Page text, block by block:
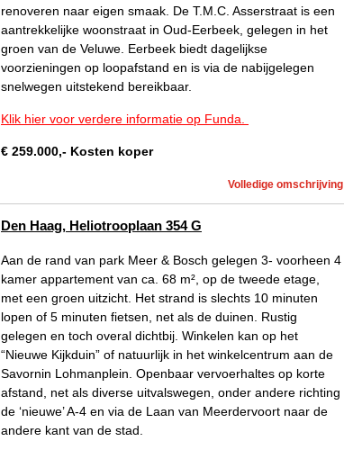
renoveren naar eigen smaak. De T.M.C. Asserstraat is een
aantrekkelijke woonstraat in Oud-Eerbeek, gelegen in het
groen van de Veluwe. Eerbeek biedt dagelijkse
voorzieningen op loopafstand en is via de nabijgelegen
snelwegen uitstekend bereikbaar.
Klik hier voor verdere informatie op Funda.
€ 259.000,- Kosten koper
Volledige omschrijving
Den Haag, Heliotrooplaan 354 G
Aan de rand van park Meer & Bosch gelegen 3- voorheen 4
kamer appartement van ca. 68 m², op de tweede etage,
met een groen uitzicht. Het strand is slechts 10 minuten
lopen of 5 minuten fietsen, net als de duinen. Rustig
gelegen en toch overal dichtbij. Winkelen kan op het
“Nieuwe Kijkduin” of natuurlijk in het winkelcentrum aan de
Savornin Lohmanplein. Openbaar vervoerhaltes op korte
afstand, net als diverse uitvalswegen, onder andere richting
de ‘nieuwe’ A-4 en via de Laan van Meerdervoort naar de
andere kant van de stad.